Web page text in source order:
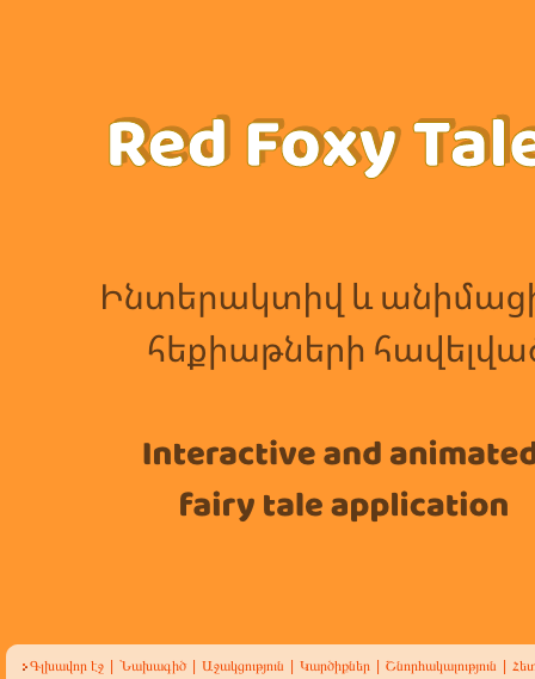
Գլխավոր էջ Նախագիծ Աջակցություն Կարծիքներ Շնորհակալություն